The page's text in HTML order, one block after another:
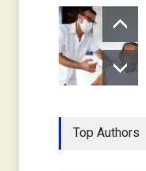
Top Authors